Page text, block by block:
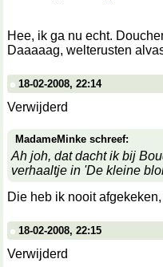
Hee, ik ga nu echt.
Daaaaag, welterusten
18-02-2008, 22:14
Verwijderd
MadameMinke schreef:
Ah joh, dat dacht ik bij
verhaaltje in 'De kleine
Die heb ik nooit
18-02-2008, 22:15
Verwijderd